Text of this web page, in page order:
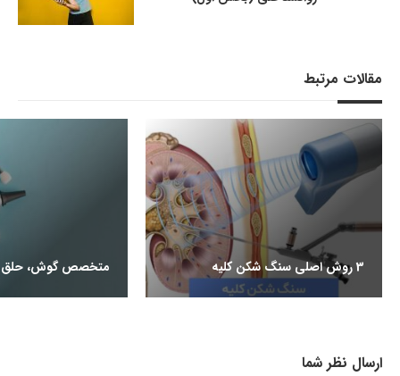
مقالات مرتبط
3 روش اصلی سنگ شکن کلیه متخصص گوش، حلق
ارسال نظر شما